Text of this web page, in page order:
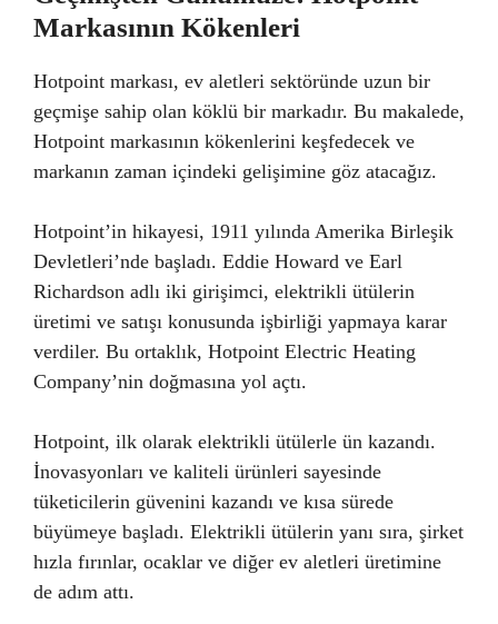
Markasının Kökenleri
Hotpoint markası, ev aletleri sektöründe uzun bir
geçmişe sahip olan köklü bir markadır. Bu makalede,
Hotpoint markasının kökenlerini keşfedecek ve
markanın zaman içindeki gelişimine göz atacağız.
Hotpoint’in hikayesi, 1911 yılında Amerika Birleşik
Devletleri’nde başladı. Eddie Howard ve Earl
Richardson adlı iki girişimci, elektrikli ütülerin
üretimi ve satışı konusunda işbirliği yapmaya karar
verdiler. Bu ortaklık, Hotpoint Electric Heating
Company’nin doğmasına yol açtı.
Hotpoint, ilk olarak elektrikli ütülerle ün kazandı.
İnovasyonları ve kaliteli ürünleri sayesinde
tüketicilerin güvenini kazandı ve kısa sürede
büyümeye başladı. Elektrikli ütülerin yanı sıra, şirket
hızla fırınlar, ocaklar ve diğer ev aletleri üretimine
de adım attı.